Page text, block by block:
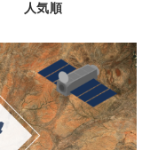
人気順